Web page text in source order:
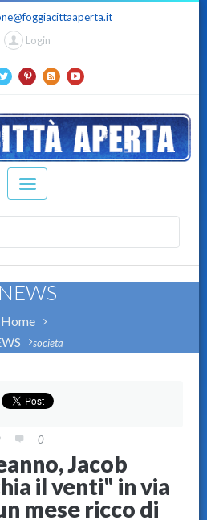
Login
NEWS
Home
societa
0
Jacob
il venti" in via
mese ricco di